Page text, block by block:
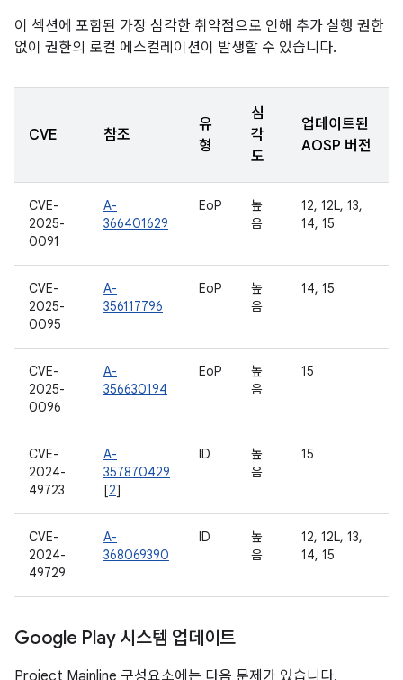
이 섹션에 포함된 가장 심각한 취약점으로 인해 추가 실행 권한
없이 권한의 로컬 에스컬레이션이 발생할 수 있습니다.
CVE 참조
유
형
심
각
도
업데이트된
AOSP 버전
CVE-
2025-
0091
A-
366401629
EoP
높
음
12, 12L, 13,
14, 15
CVE-
2025-
0095
A-
356117796
EoP
높
음
14, 15
CVE-
2025-
0096
A-
356630194
EoP
높
음
15
CVE-
2024-
49723
A-
357870429
[2]
ID
높
음
15
CVE-
2024-
49729
A-
368069390
ID
높
음
12, 12L, 13,
14, 15
Google Play 시스템 업데이트
Project Mainline 구성요소에는 다음 문제가 있습니다.